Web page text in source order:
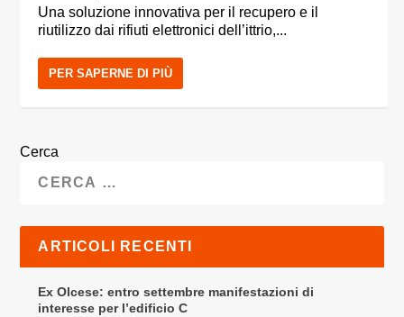
Una soluzione innovativa per il recupero e il
riutilizzo dai rifiuti elettronici dell’ittrio,...
PER SAPERNE DI PIÙ
Cerca
ARTICOLI RECENTI
Ex Olcese: entro settembre manifestazioni di
interesse per l’edificio C